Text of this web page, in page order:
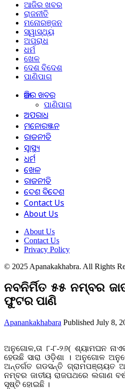
ଆଜିର ଖବର
ରାଜନୀତି
ମନୋରଞ୍ଜନ
ସ୍ୱାସ୍ଥ୍ୟ
ଅପରାଧ
ଧର୍ମ
ଖେଳ
ଦେଶ ବିଦେଶ
ପାଣିପାଗ
ଆଜିର ଖବର
ପାଣିପାଗ
ଅପରାଧ
ମନୋରଞ୍ଜନ
ରାଜନୀତି
ସ୍ୱାସ୍ଥ୍ୟ
ଧର୍ମ
ଖେଳ
ରାଜନୀତି
ଦେଶ ବିଦେଶ
Contact Us
About Us
About Us
Contact Us
Privacy Policy
© 2025 Apanakakhabra. All Rights
ନବନିର୍ମିତ ୫୫ ନମ୍ବର
ଫୁଟର ପାଣି
Apanankakhabara Published July 8,
ଅନୁଗୋଳ,ତା ୮-୮-୨୬( ଶ୍ୟାମଘନ
ହେଉଛି ସାରା ଓଡ଼ିଶା । ଅନୁଗୋଳ
ଅନ୍ତର୍ଗତ ଗଡସନ୍ତି ଗ୍ରାମପଞ୍ଚାୟତ
ନମ୍ବର ଜାତୀୟ ରାଜପଥରେ ଲଗାଣ
ସୃଷ୍ଟି ହୋଇଛି ।